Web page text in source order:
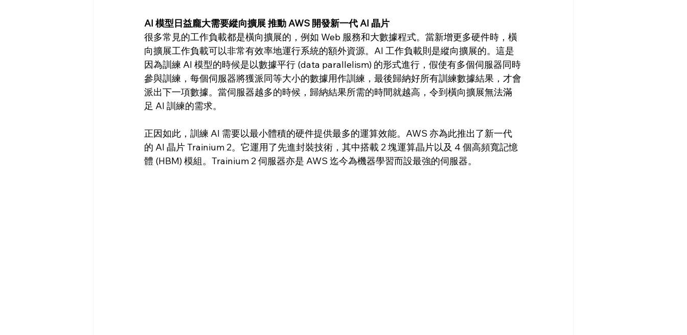
AI 模型日益龐大需要縱向擴展 推動 AWS 開發新一代 AI 晶片
很多常見的工作負載都是橫向擴展的，例如 Web 服務和大數據程式。當新增更多硬件時，橫
向擴展工作負載可以非常有效率地運行系統的額外資源。AI 工作負載則是縱向擴展的。這是
因為訓練 AI 模型的時候是以數據平行 (data parallelism) 的形式進行，假使有多個伺服器同時
參與訓練，每個伺服器將獲派同等大小的數據用作訓練，最後歸納好所有訓練數據結果，才會
派出下一項數據。當伺服器越多的時候，歸納結果所需的時間就越高，令到橫向擴展無法滿
足 AI 訓練的需求。
正因如此，訓練 AI 需要以最小體積的硬件提供最多的運算效能。AWS 亦為此推出了新一代
的 AI 晶片 Trainium 2。它運用了先進封裝技術，其中搭載 2 塊運算晶片以及 4 個高頻寬記憶
體 (HBM) 模組。Trainium 2 伺服器亦是 AWS 迄今為機器學習而設最強的伺服器。